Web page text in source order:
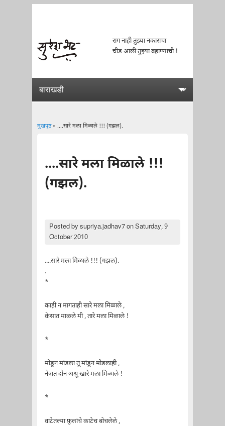
राग नाही तुझ्या नकाराचा
चीड आली तुझ्या बहाण्याची !
मुखपृष्ठ» ....सारे मला मिळाले !!! (गझल).
....सारे मला मिळाले !!!
(गझल).
Posted bysupriya.jadhav7on Saturday, 9
October 2010
....सारे मला मिळाले !!! (गझल).
.
*
काही न मागताही सारे मला मिळाले ,
केसात माळले मी , तारे मला मिळाले !
*
मोडून मांडला तू मांडून मोडलाही ,
नेत्रात दोन अश्रू खारे मला मिळाले !
*
वाटेतल्या फ़ुलांचे काटेच बोचलेले ,